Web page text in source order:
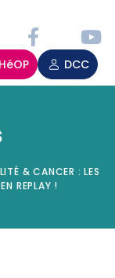
DCC
& CANCER : LES
REPLAY !